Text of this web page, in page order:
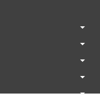
arrow_drop_down
arrow_drop_down
arrow_drop_down
arrow_drop_down